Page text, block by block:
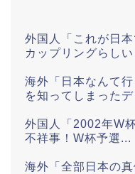
外国人「これが日
カップリングらし
海外「日本なんて
を知ってしまった
外国人「2002年W
不祥事！W杯予選...
海外「全部日本の